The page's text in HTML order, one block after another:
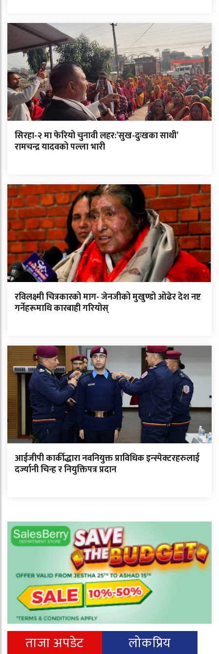
सिरहा-२ मा फेरियो चुनावी लहर:’सुख-दुःखका साथी’
रामचन्द्र यादवको पल्ला भारी
रविलक्ष्मी चित्रकारको माग- जेनजीको मुखुण्डो ओढेर देश नष्ट
गर्नेहरूमाथि कारबाही गरियोस्
आईजीपी कार्कीद्धारा नवनियुक्त प्राविधिक इन्स्पेक्टरहरुलाई
दर्ज्यानी चिन्ह र नियुक्तिपत्र प्रदान
ताजा अपडेट लोकप्रिय